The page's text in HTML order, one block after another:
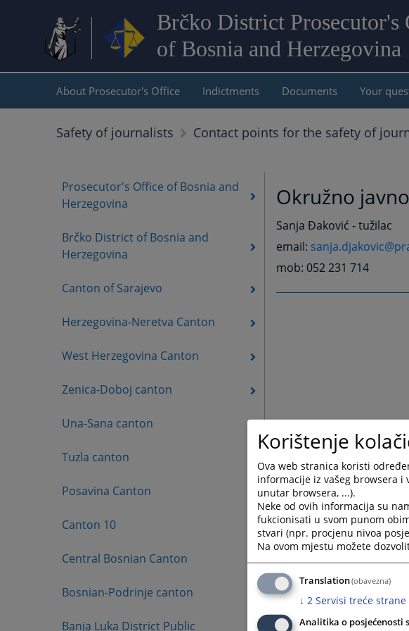
Brčko District Prosecutor's
of Bosnia and Herzegovina
About Prosecutor's Office Indictments Documents Your
Safety of journalists Contact points for the safety of
Prosecutor's Office of Bosnia and
Herzegovina
Brčko District of Bosnia and
Herzegovina
Canton of Sarajevo
Herzegovina-Neretva Canton
West Herzegovina Canton
Zenica-Doboj canton
Una-Sana canton
Tuzla canton
Posavina Canton
Canton 10
Central Bosnian Canton
Bosnian-Podrinje canton
Banja Luka District Public
Okružno
Sanja Đaković - tužilac
email:
mob: 052 231 714
Korištenje
Ova web stranica koristi
informacije iz vašeg browsera i
unutar browsera, ...).
Neke od ovih informacija su
fukcionisati u svom punom
stvari (npr. procjenu nivoa
Na ovom mjestu možete
Translation(obavezna)
↓ 2 Servisi treće strane
Analitika o posjećenosti